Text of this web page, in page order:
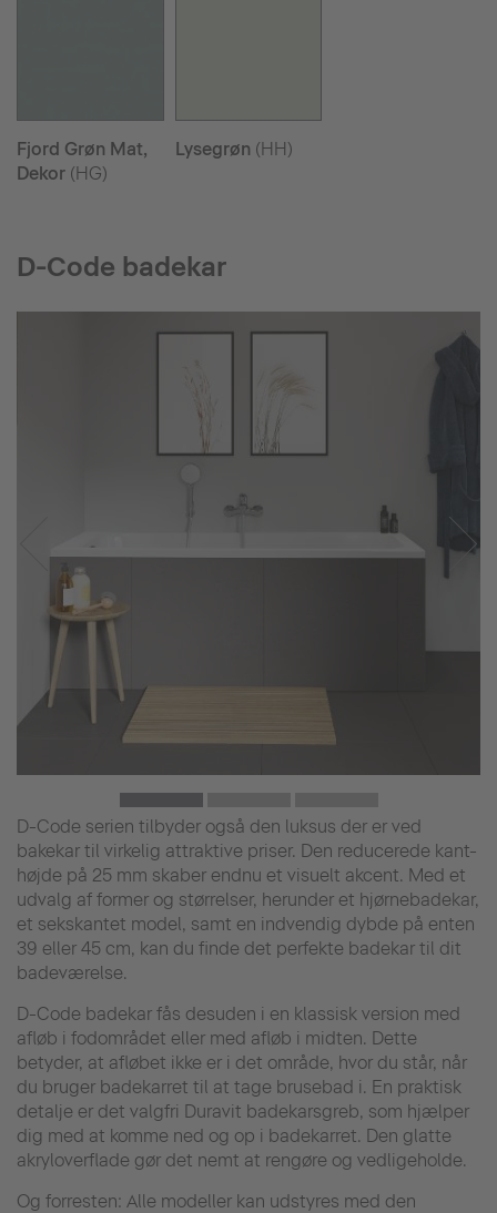
Fjord Grøn Mat,
Dekor (HG)
Lysegrøn (HH)
D-Code badekar
D-Code serien tilbyder også den luksus der er ved
bakekar til virkelig attraktive priser. Den reducerede kant-
højde på 25 mm skaber endnu et visuelt akcent. Med et
udvalg af former og størrelser, herunder et hjørnebadekar,
et sekskantet model, samt en indvendig dybde på enten
39 eller 45 cm, kan du finde det perfekte badekar til dit
badeværelse.
D-Code badekar fås desuden i en klassisk version med
afløb i fodområdet eller med afløb i midten. Dette
betyder, at afløbet ikke er i det område, hvor du står, når
du bruger badekarret til at tage brusebad i. En praktisk
detalje er det valgfri Duravit badekarsgreb, som hjælper
dig med at komme ned og op i badekarret. Den glatte
akryloverflade gør det nemt at rengøre og vedligeholde.
Og forresten: Alle modeller kan udstyres med den